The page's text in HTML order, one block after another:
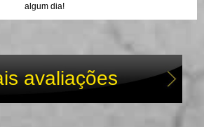
algum dia!
avaliações